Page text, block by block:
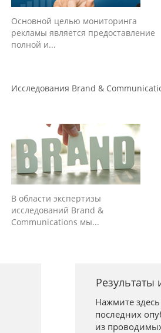
Основной целью мониторинга
рекламы является предоставление
полной и...
Исследования Brand &
В области экспертизы
исследований Brand &
Communications мы...
Результаты
Нажмите
последних
из